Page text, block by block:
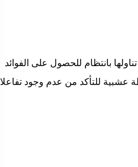
بانتظام للحصول على الفوائد
عشبية للتأكد من عدم وجود